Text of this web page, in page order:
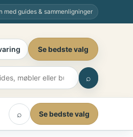
med guides & sammenligninger
Se bedste valg
⌕
⌕ Se bedste valg